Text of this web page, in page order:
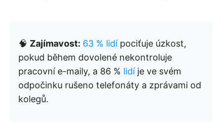
🧠 Zajímavost: 63 % lidípociťuje úzkost,
pokud během dovolené nekontroluje
pracovní e-maily, a 86 % lidíje ve svém
odpočinku rušeno telefonáty a zprávami od
kolegů.